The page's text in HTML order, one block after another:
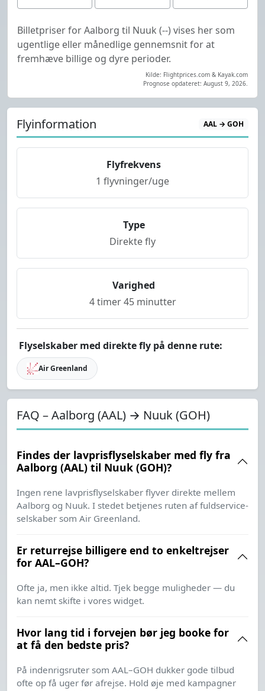
Billetpriser for Aalborg til Nuuk (--) vises her som
ugentlige eller månedlige gennemsnit for at
fremhæve billige og dyre perioder.
Kilde: Flightprices.com & Kayak.com
Prognose opdateret: August 9, 2026.
Flyinformation AAL → GOH
Flyfrekvens
1 flyvninger/uge
Type
Direkte fly
Varighed
4 timer 45 minutter
Flyselskaber med direkte fly på denne rute:
Air Greenland
FAQ – Aalborg (AAL) → Nuuk (GOH)
Findes der lavprisflyselskaber med fly fra
Aalborg (AAL) til Nuuk (GOH)?
Ingen rene lavprisflyselskaber flyver direkte mellem
Aalborg og Nuuk. I stedet betjenes ruten af fuldservice-
selskaber som Air Greenland.
Er returrejse billigere end to enkeltrejser
for AAL–GOH?
Ofte ja, men ikke altid. Tjek begge muligheder — du
kan nemt skifte i vores widget.
Hvor lang tid i forvejen bør jeg booke for
at få den bedste pris?
På indenrigsruter som AAL–GOH dukker gode tilbud
ofte op få uger før afrejse. Hold øje med kampagner